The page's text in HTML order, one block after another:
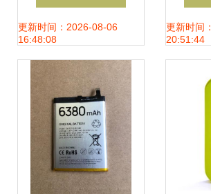
预售，生态新品齐
聚首
更新时间：2026-08-06
16:48:08
更新时间
20:51:44